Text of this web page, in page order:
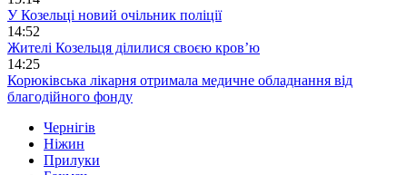
У Козельці новий очільник поліції
14:52
Жителі Козельця ділилися своєю кров’ю
14:25
Корюківська лікарня отримала медичне обладнання від
благодійного фонду
Чернігів
Ніжин
Прилуки